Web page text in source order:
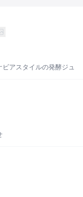
アスタイルの発酵ジュ